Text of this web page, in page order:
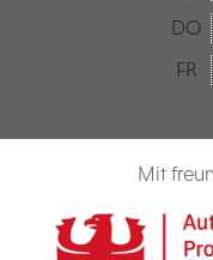
DO
FR
Mit